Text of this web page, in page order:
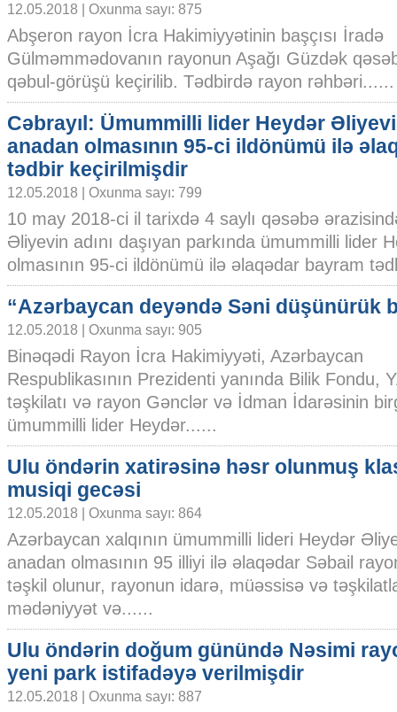
12.05.2018 | Oxunma sayı: 875
Abşeron rayon İcra Hakimiyyətinin başçısı İradə
Gülməmmədovanın rayonun Aşağı Güzdək
qəbul-görüşü keçirilib. Tədbirdə rayon rəhbəri......
Cəbrayıl: Ümummilli lider Heydər
anadan olmasının 95-ci ildönümü ilə
tədbir keçirilmişdir
12.05.2018 | Oxunma sayı: 799
10 may 2018-ci il tarixdə 4 saylı qəsəbə
Əliyevin adını daşıyan parkında ümummilli lider
olmasının 95-ci ildönümü ilə əlaqədar bayram
“Azərbaycan deyəndə Səni düşünürük
12.05.2018 | Oxunma sayı: 905
Binəqədi Rayon İcra Hakimiyyəti, Azərbaycan
Respublikasının Prezidenti yanında Bilik Fondu,
təşkilatı və rayon Gənclər və İdman İdarəsinin
ümummilli lider Heydər......
Ulu öndərin xatirəsinə həsr olunmuş
musiqi gecəsi
12.05.2018 | Oxunma sayı: 864
Azərbaycan xalqının ümummilli lideri Heydər
anadan olmasının 95 illiyi ilə əlaqədar Səbail
təşkil olunur, rayonun idarə, müəssisə və
mədəniyyət və......
Ulu öndərin doğum günündə Nəsimi
yeni park istifadəyə verilmişdir
12.05.2018 | Oxunma sayı: 887